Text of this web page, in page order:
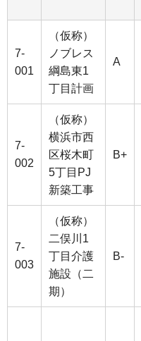
7-
001
（仮称）
ノブレス
綱島東1
丁目計画
A
7-
002
（仮称）
横浜市西
区桜木町
5丁目PJ
新築工事
B+
7-
003
（仮称）
二俣川1
丁目介護
施設（二
期）
B-